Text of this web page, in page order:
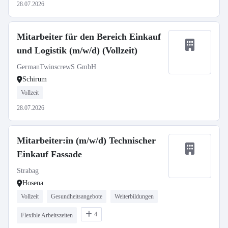
28.07.2026
Mitarbeiter für den Bereich Einkauf
und Logistik (m/w/d) (Vollzeit)
GermanTwinscrewS GmbH
Schirum
Vollzeit
28.07.2026
Mitarbeiter:in (m/w/d) Technischer
Einkauf Fassade
Strabag
Hosena
Vollzeit Gesundheitsangebote Weiterbildungen
Flexible Arbeitszeiten 4